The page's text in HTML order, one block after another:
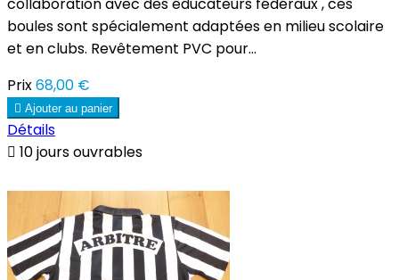
collaboration avec des éducateurs fédéraux , ces
boules sont spécialement adaptées en milieu scolaire
et en clubs. Revêtement PVC pour...
Prix68,00 €
 Ajouter au panier
Détails
 10 jours ouvrables